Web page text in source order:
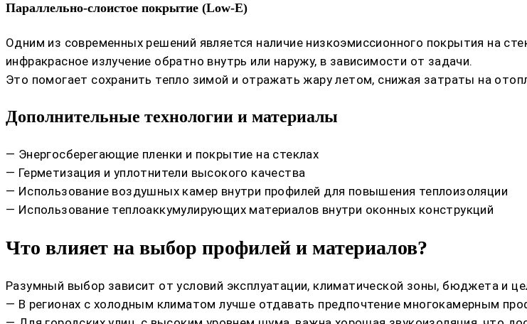
Параллельно-слоистое покрытие (Low-E)
Одним из современных решений является наличие низкоэмиссионного покрытия на
инфракрасное излучение обратно внутрь или наружу, в зависимости от задачи.
Это помогает сохранить тепло зимой и отражать жару летом, снижая затраты на
Дополнительные технологии и материалы
— Энергосберегающие пленки и покрытие на стеклах
— Герметизация и уплотнители высокого качества
— Использование воздушных камер внутри профилей для повышения теплоизоляции
— Использование теплоаккумулирующих материалов внутри оконных конструкций
Что влияет на выбор профилей и материалов?
Разумный выбор зависит от условий эксплуатации, климатической зоны, бюджета и
— В регионах с холодным климатом лучше отдавать предпочтение многокамерным